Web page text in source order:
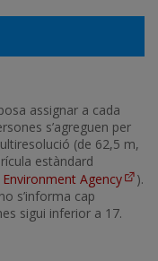
assignar a cada
s’agreguen per
(de 62,5 m,
estàndard
Agency
).
s’informa cap
sigui inferior a 17.